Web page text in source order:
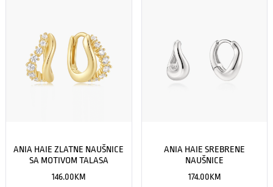
ANIA HAIE ZLATNE NAUŠNICE
SA MOTIVOM TALASA
146.00KM
ANIA HAIE SREBRENE
NAUŠNICE
174.00KM